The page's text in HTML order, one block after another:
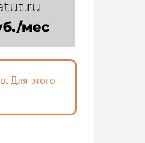
Для этого